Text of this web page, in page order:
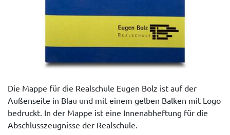
Die Mappe für die Realschule Eugen Bolz ist auf der
Außenseite in Blau und mit einem gelben Balken mit Logo
bedruckt. In der Mappe ist eine Innenabheftung für die
Abschlusszeugnisse der Realschule.